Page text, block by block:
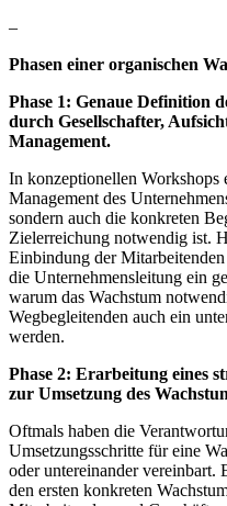
–
Phasen einer organischen
Phase 1: Genaue Definition
durch Gesellschafter,
Management.
In konzeptionellen Workshops
Management des
sondern auch die konkreten
Zielerreichung notwendig ist.
Einbindung der
die Unternehmensleitung ein
warum das Wachstum
Wegbegleitenden auch ein
werden.
Phase 2: Erarbeitung eines
zur Umsetzung des
Oftmals haben die
Umsetzungsschritte für eine
oder untereinander vereinbart.
den ersten konkreten